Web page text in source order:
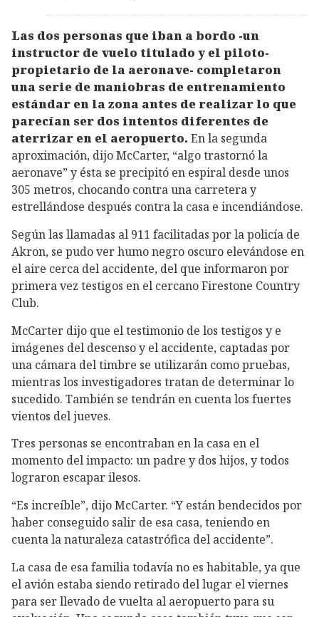
Las dos personas que iban a bordo -un
instructor de vuelo titulado y el piloto-
propietario de la aeronave- completaron
una serie de maniobras de entrenamiento
estándar en la zona antes de realizar lo que
parecían ser dos intentos diferentes de
aterrizar en el aeropuerto. En la segunda
aproximación, dijo McCarter, “algo trastornó la
aeronave” y ésta se precipitó en espiral desde unos
305 metros, chocando contra una carretera y
estrellándose después contra la casa e incendiándose.
Según las llamadas al 911 facilitadas por la policía de
Akron, se pudo ver humo negro oscuro elevándose en
el aire cerca del accidente, del que informaron por
primera vez testigos en el cercano Firestone Country
Club.
McCarter dijo que el testimonio de los testigos y e
imágenes del descenso y el accidente, captadas por
una cámara del timbre se utilizarán como pruebas,
mientras los investigadores tratan de determinar lo
sucedido. También se tendrán en cuenta los fuertes
vientos del jueves.
Tres personas se encontraban en la casa en el
momento del impacto: un padre y dos hijos, y todos
lograron escapar ilesos.
“Es increíble”, dijo McCarter. “Y están bendecidos por
haber conseguido salir de esa casa, teniendo en
cuenta la naturaleza catastrófica del accidente”.
La casa de esa familia todavía no es habitable, ya que
el avión estaba siendo retirado del lugar el viernes
para ser llevado de vuelta al aeropuerto para su